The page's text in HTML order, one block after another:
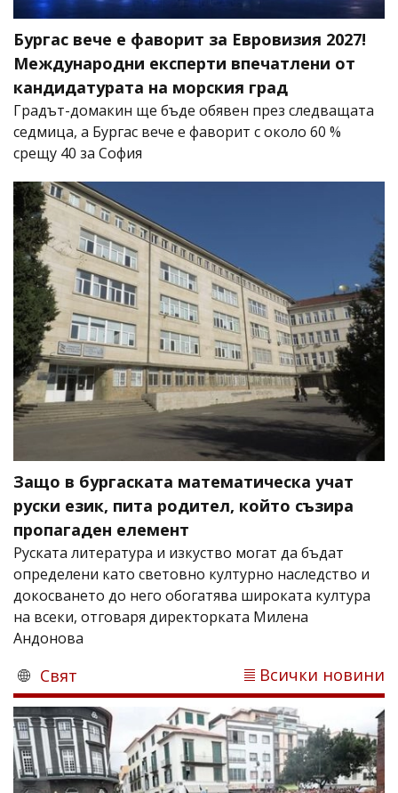
Бургас вече е фаворит за Евровизия 2027!
Международни експерти впечатлени от
кандидатурата на морския град
Градът-домакин ще бъде обявен през следващата
седмица, а Бургас вече е фаворит с около 60 %
срещу 40 за София
Защо в бургаската математическа учат
руски език, пита родител, който съзира
пропагаден елемент
Руската литература и изкуство могат да бъдат
определени като световно културно наследство и
докосването до него обогатява широката култура
на всеки, отговаря директорката Милена
Андонова
Свят Всички новини